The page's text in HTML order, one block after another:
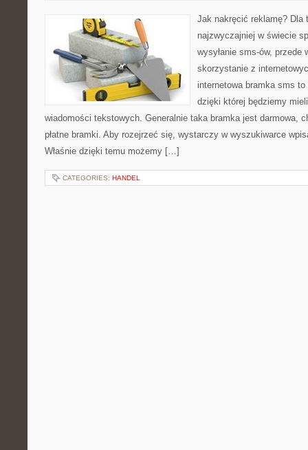
Jak nakręcić reklamę? Dla
najzwyczajniej w świecie
wysyłanie sms-ów,
skorzystanie z
internetowa bramka sms to
dzięki której będziemy
wiadomości tekstowych. Generalnie taka bramka jest darmowa,
płatne bramki. Aby rozejrzeć się, wystarczy w wyszukiwarce
Właśnie dzięki temu możemy […]
CATEGORIES: HANDEL